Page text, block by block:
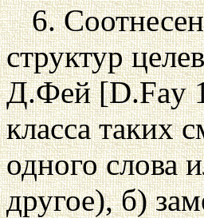
6.
структур
Д.Фей [D.Fay
класса таких
одного слова
другое), б)